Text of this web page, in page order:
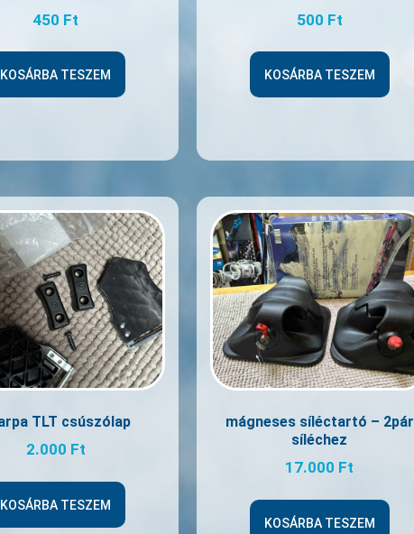
450 Ft
KOSÁRBA TESZEM
500 Ft
KOSÁRBA TESZEM
TLT csúszólap
2.000 Ft
KOSÁRBA TESZEM
mágneses síléctartó – 2pár
síléchez
17.000 Ft
KOSÁRBA TESZEM